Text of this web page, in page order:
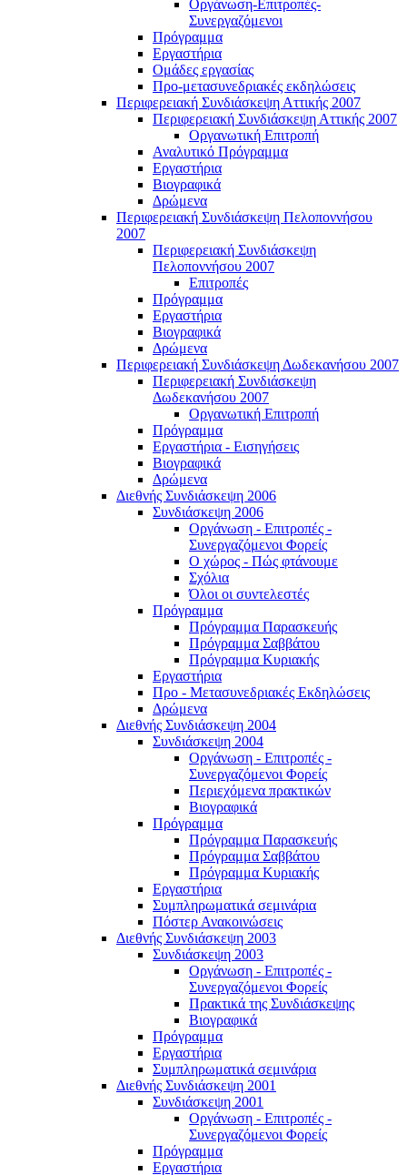
Οργάνωση-Επιτροπές-
Συνεργαζόμενοι
Πρόγραμμα
Εργαστήρια
Ομάδες εργασίας
Προ-μετασυνεδριακές εκδηλώσεις
Περιφερειακή Συνδιάσκεψη Αττικής 2007
Περιφερειακή Συνδιάσκεψη Αττικής 2007
Οργανωτική Επιτροπή
Αναλυτικό Πρόγραμμα
Εργαστήρια
Βιογραφικά
Δρώμενα
Περιφερειακή Συνδιάσκεψη Πελοποννήσου
2007
Περιφερειακή Συνδιάσκεψη
Πελοποννήσου 2007
Επιτροπές
Πρόγραμμα
Εργαστήρια
Βιογραφικά
Δρώμενα
Περιφερειακή Συνδιάσκεψη Δωδεκανήσου 2007
Περιφερειακή Συνδιάσκεψη
Δωδεκανήσου 2007
Οργανωτική Επιτροπή
Πρόγραμμα
Εργαστήρια - Εισηγήσεις
Βιογραφικά
Δρώμενα
Διεθνής Συνδιάσκεψη 2006
Συνδιάσκεψη 2006
Οργάνωση - Επιτροπές -
Συνεργαζόμενοι Φορείς
Ο χώρος - Πώς φτάνουμε
Σχόλια
Όλοι οι συντελεστές
Πρόγραμμα
Πρόγραμμα Παρασκευής
Πρόγραμμα Σαββάτου
Πρόγραμμα Κυριακής
Εργαστήρια
Προ - Μετασυνεδριακές Εκδηλώσεις
Δρώμενα
Διεθνής Συνδιάσκεψη 2004
Συνδιάσκεψη 2004
Οργάνωση - Επιτροπές -
Συνεργαζόμενοι Φορείς
Περιεχόμενα πρακτικών
Βιογραφικά
Πρόγραμμα
Πρόγραμμα Παρασκευής
Πρόγραμμα Σαββάτου
Πρόγραμμα Κυριακής
Εργαστήρια
Συμπληρωματικά σεμινάρια
Πόστερ Ανακοινώσεις
Διεθνής Συνδιάσκεψη 2003
Συνδιάσκεψη 2003
Οργάνωση - Επιτροπές -
Συνεργαζόμενοι Φορείς
Πρακτικά της Συνδιάσκεψης
Βιογραφικά
Πρόγραμμα
Εργαστήρια
Συμπληρωματικά σεμινάρια
Διεθνής Συνδιάσκεψη 2001
Συνδιάσκεψη 2001
Οργάνωση - Επιτροπές -
Συνεργαζόμενοι Φορείς
Πρόγραμμα
Εργαστήρια